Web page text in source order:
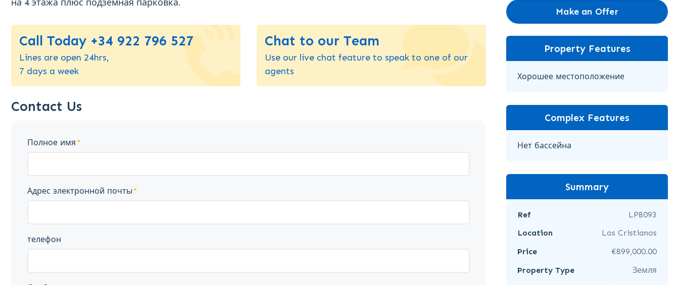
на 4 этажа плюс подземная парковка.
Call Today +34 922 796 527
Lines are open 24hrs,
7 days a week
Chat to our Team
Use our live chat feature to speak to one of our
agents
Contact Us
Полное имя
Адрес электронной почты
телефон
Make an Offer
Property Features
Хорошее местоположение
Complex Features
Нет бассейна
Summary
Ref
LP8093
Location
Los Cristianos
Price
€899,000.00
Property Type
Земля